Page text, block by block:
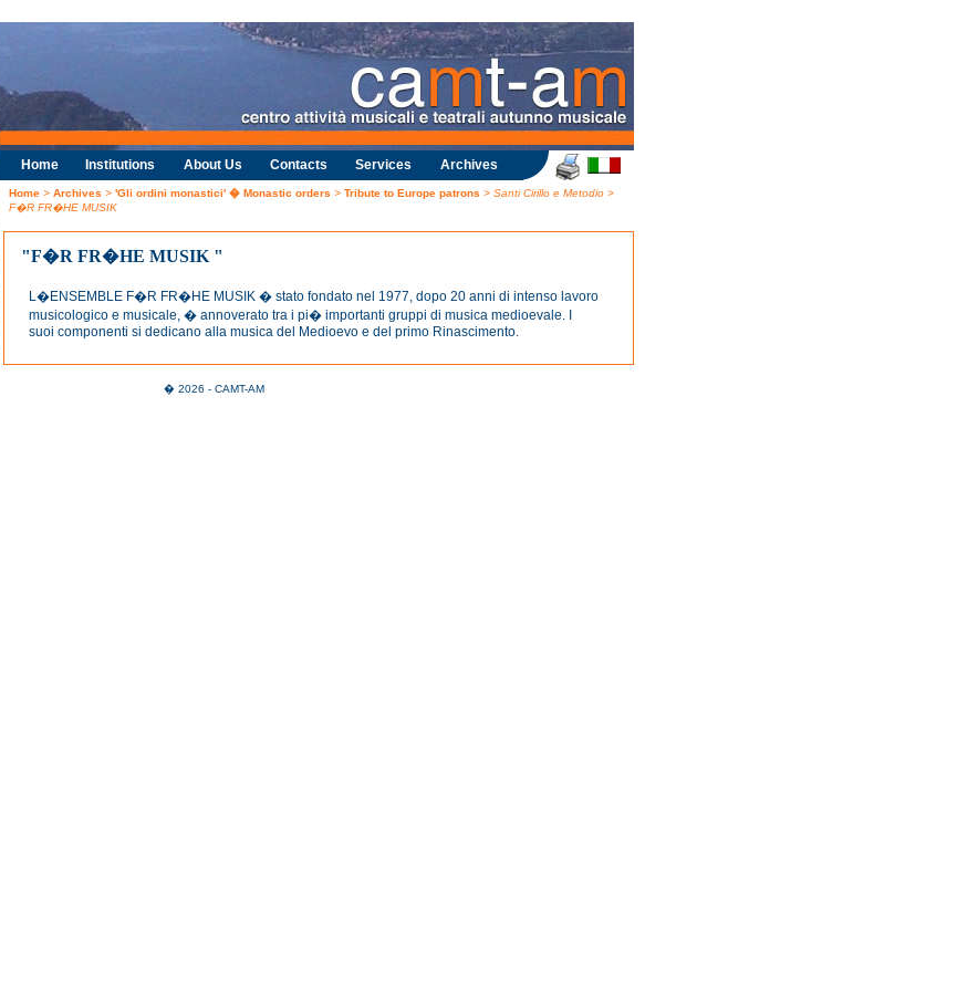
Home Institutions About Us Contacts Services Archives
Home > Archives > 'Gli ordini monastici' � Monastic orders > Tribute to Europe patrons > Santi Cirillo e Metodio >
F�R FR�HE MUSIK
"F�R FR�HE MUSIK "
L�ENSEMBLE F�R FR�HE MUSIK � stato fondato nel 1977, dopo 20 anni di intenso lavoro
musicologico e musicale, � annoverato tra i pi� importanti gruppi di musica medioevale. I
suoi componenti si dedicano alla musica del Medioevo e del primo Rinascimento.
� 2026 - CAMT-AM